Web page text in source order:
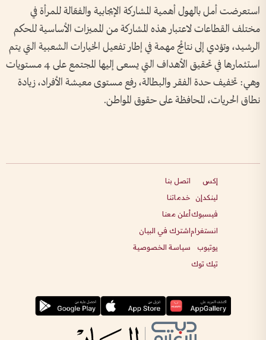
استعرضت أمل بالهول أهمية المشاركة الإيجابية والفعّالة للمرأة في
مختلف القطاعات لاعتبار هذه المشاركة من المميزات الأساسية للحكم
الرشيد، وتؤدي إلى نتائج مهمة في إطار تفعيل الخيارات الشعبية التي يتم
استثمارها في تحقيق الأهداف التي يسعى إليها المجتمع على 4 مستويات
وهي: تخفيف حدة الفقر والبطالة، رفع مستوى معيشة الأفراد، زيادة
نطاق الحريات، المحافظة على حقوق المواطن.
إكس
لينكدإن
فيسبوك
انستغرام
يوتيوب
تيك توك
اتصل بنا
خدماتنا
أعلن معنا
اشترك في البيان
سياسة الخصوصية